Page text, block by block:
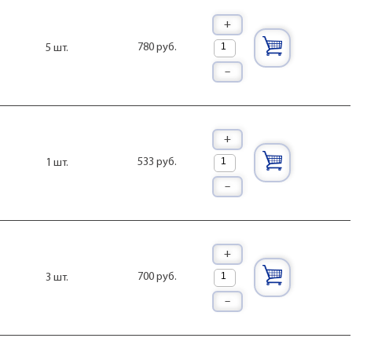
5 шт. 780 руб.
+
–
1 шт. 533 руб.
+
–
3 шт. 700 руб.
+
–